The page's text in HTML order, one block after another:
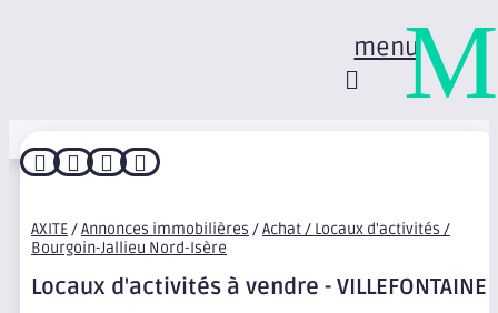
menu
   
AXITE/Annonces immobilières /Achat / Locaux d'activités /
Bourgoin-Jallieu Nord-Isère
Locaux d'activités à vendre - VILLEFONTAINE
M